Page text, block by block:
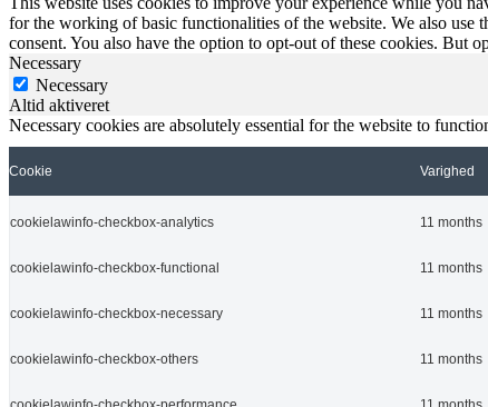
for the working of basic functionalities of the website. We also
consent. You also have the option to opt-out of these cookies. But
Necessary
Necessary
Altid aktiveret
Necessary cookies are absolutely essential for the website to
Cookie Varighed
cookielawinfo-checkbox-analytics 11 months
cookielawinfo-checkbox-functional 11 months
cookielawinfo-checkbox-necessary 11 months
cookielawinfo-checkbox-others 11 months